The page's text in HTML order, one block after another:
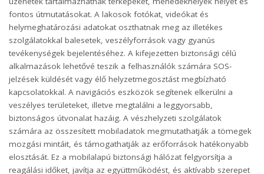
fontos útmutatásokat. A lakosok fotókat, videókat és
helymeghatározási adatokat oszthatnak meg az illetékes
szolgálatokkal balesetek, veszélyforrások vagy gyanús
tevékenységek bejelentéséhez. A kifejezetten biztonsági célú
alkalmazások lehetővé teszik a felhasználók számára SOS-
jelzések küldését vagy élő helyzetmegosztást megbízható
kapcsolatokkal. A navigációs eszközök segítenek elkerülni a
veszélyes területeket, illetve megtalálni a leggyorsabb,
biztonságos útvonalat hazáig. A vészhelyzeti szolgálatok
számára az összesített mobiladatok megmutathatják a tömegek
mozgási mintáit, és támogathatják az erőforrások hatékonyabb
elosztását. Ez a mobilalapú biztonsági hálózat felgyorsítja a
reagálási időket, javítja az együttműködést, és aktívabb szerepet